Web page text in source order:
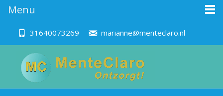
31640073269 marianne@menteclaro.nl
Menu